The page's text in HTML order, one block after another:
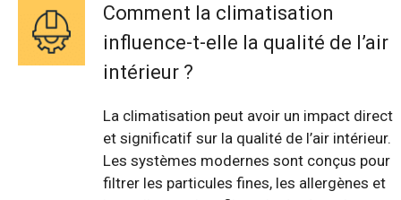
Comment la climatisation
influence-t-elle la qualité de l’air
intérieur ?
La climatisation peut avoir un impact direct
et significatif sur la qualité de l’air intérieur.
Les systèmes modernes sont conçus pour
filtrer les particules fines, les allergènes et